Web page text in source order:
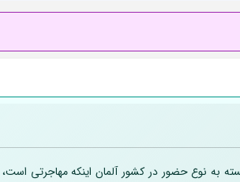
به نوع حضور در کشور آلمان اینکه مهاجرتی